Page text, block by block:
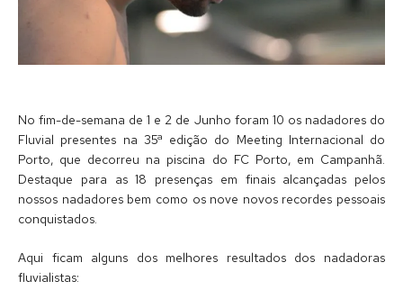
No fim-de-semana de 1 e 2 de Junho foram 10 os nadadores do
Fluvial presentes na 35ª edição do Meeting Internacional do
Porto, que decorreu na piscina do FC Porto, em Campanhã.
Destaque para as 18 presenças em finais alcançadas pelos
nossos nadadores bem como os nove novos recordes pessoais
conquistados.
Aqui ficam alguns dos melhores resultados dos nadadoras
fluvialistas: